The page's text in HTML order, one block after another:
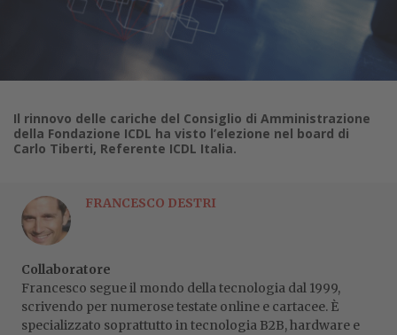
Il rinnovo delle cariche del Consiglio di Amministrazione
della Fondazione ICDL ha visto l’elezione nel board di
Carlo Tiberti, Referente ICDL Italia.
FRANCESCO DESTRI
Collaboratore
Francesco segue il mondo della tecnologia dal 1999,
scrivendo per numerose testate online e cartacee. È
specializzato soprattutto in tecnologia B2B, hardware e